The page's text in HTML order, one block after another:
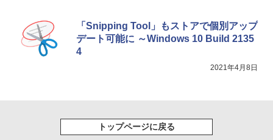
「Snipping Tool」もストアで個別アップ
デート可能に ～Windows 10 Build 2135
4
2021年4月8日
トップページに戻る